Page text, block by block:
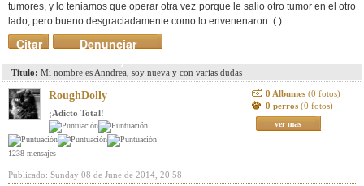
tumores, y lo teniamos que operar otra vez porque le salio otro tumor en el otro
lado, pero bueno desgraciadamente como lo envenenaron :( )
Denunciar
mensaje
Citar
Titulo: Mi nombre es Anndrea, soy nueva y con varias dudas
RoughDolly
¡Adicto Total!
1238 mensajes
0 Albumes (0 fotos)
0 perros (0 fotos)
ver mas
Publicado: Sunday 08 de June de 2014, 20:58